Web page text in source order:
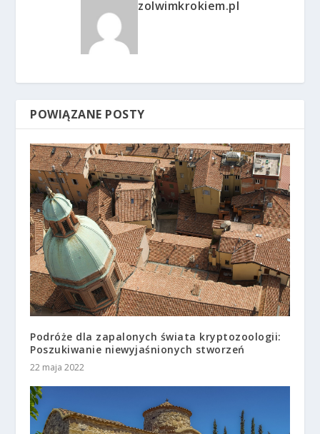
zolwimkrokiem.pl
POWIĄZANE POSTY
Podróże dla zapalonych świata kryptozoologii:
Poszukiwanie niewyjaśnionych stworzeń
22 maja 2022